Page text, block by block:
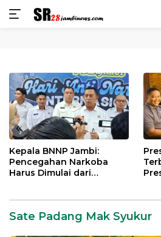
konten
«
Kepala BNNP Jambi:
Pencegahan Narkoba
Harus Dimulai dari
Sate Padang Mak Syukur